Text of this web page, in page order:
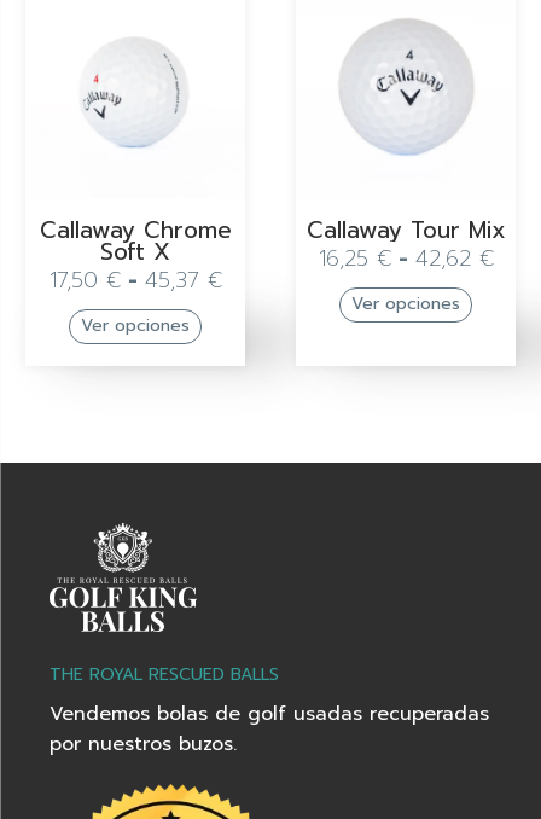
Callaway Chrome
Soft X
17,50 € - 45,37 €
Ver opciones
Callaway Tour Mix
16,25 € - 42,62 €
Ver opciones
THE ROYAL RESCUED BALLS
Vendemos bolas de golf usadas recuperadas
por nuestros buzos.